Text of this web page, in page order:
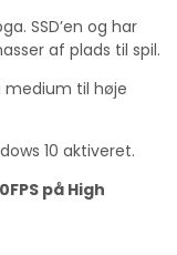
SSD’en og har
af plads til spil.
medium til høje
10 aktiveret.
på High